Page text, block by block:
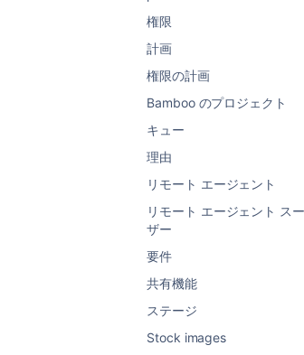
権限
計画
権限の計画
Bamboo のプロジェクト
キュー
理由
リモート エージェント
リモート エージェント ス
ザー
要件
共有機能
ステージ
Stock images